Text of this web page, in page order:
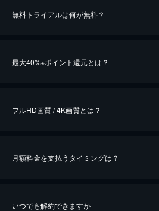
無料トライアルは何が無料？
最大40%※ポイント還元とは？
※40％ポイント還元の対象は、クレジットカード決済
フルHD画質 / 4K画質とは？
月額料金を支払うタイミングは？
いつでも解約できますか